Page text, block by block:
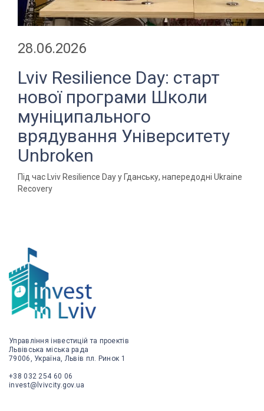
28.06.2026
Lviv Resilience Day: старт
нової програми Школи
муніципального
врядування Університету
Unbroken
Під час Lviv Resilience Day у Гданську, напередодні Ukraine
Recovery
Управління інвестицій та проектів
Львівська міська рада
79006, Україна, Львів пл. Ринок 1
+38 032 254 60 06
invest@lvivcity.gov.ua